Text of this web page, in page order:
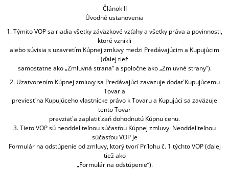
Článok II
Úvodné ustanovenia
1. Týmito VOP sa riadia všetky záväzkové vzťahy a všetky práva a povinnosti,
ktoré vznikli
alebo súvisia s uzavretím Kúpnej zmluvy medzi Predávajúcim a Kupujúcim
(ďalej tiež
samostatne ako „Zmluvná strana“ a spoločne ako „Zmluvné strany“).
2. Uzatvorením Kúpnej zmluvy sa Predávajúci zaväzuje dodať Kupujúcemu
Tovar a
previesť na Kupujúceho vlastnícke právo k Tovaru a Kupujúci sa zaväzuje
tento Tovar
prevziať a zaplatiť zaň dohodnutú Kúpnu cenu.
3. Tieto VOP sú neoddeliteľnou súčasťou Kúpnej zmluvy. Neoddeliteľnou
súčasťou VOP je
Formulár na odstúpenie od zmluvy, ktorý tvorí Prílohu č. 1 týchto VOP (ďalej
tiež ako
„Formulár na odstúpenie“).